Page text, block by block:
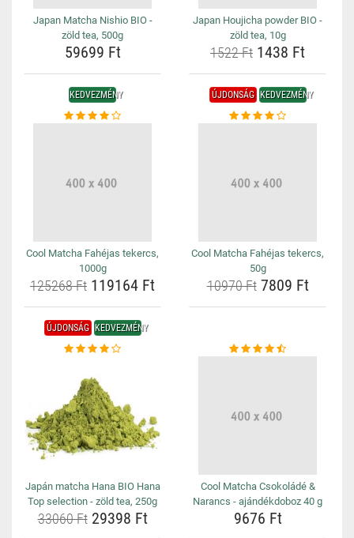
Japan Matcha Nishio BIO -
zöld tea, 500g
59699 Ft
Japan Houjicha powder BIO -
zöld tea, 10g
1522 Ft 1438 Ft
KEDVEZMÉNY
Cool Matcha Fahéjas tekercs,
1000g
125268 Ft 119164 Ft
ÚJDONSÁG KEDVEZMÉNY
Cool Matcha Fahéjas tekercs,
50g
10970 Ft7809 Ft
ÚJDONSÁG KEDVEZMÉNY
Japán matcha Hana BIO Hana
Top selection - zöld tea, 250g
33060 Ft29398 Ft
Cool Matcha Csokoládé &
Narancs - ajándékdoboz 40 g
9676 Ft